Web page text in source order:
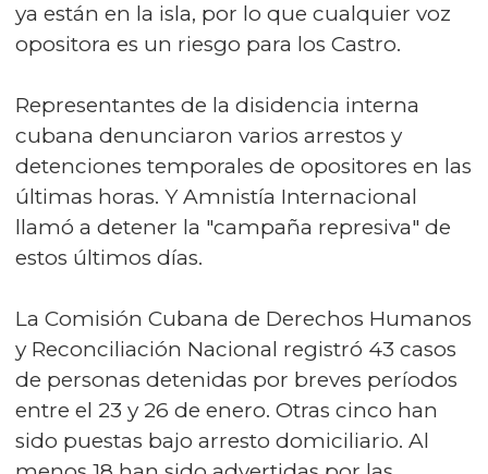
ya están en la isla, por lo que cualquier voz
opositora es un riesgo para los Castro.
Representantes de la disidencia interna
cubana denunciaron varios arrestos y
detenciones temporales de opositores en las
últimas horas. Y Amnistía Internacional
llamó a detener la "campaña represiva" de
estos últimos días.
La Comisión Cubana de Derechos Humanos
y Reconciliación Nacional registró 43 casos
de personas detenidas por breves períodos
entre el 23 y 26 de enero. Otras cinco han
sido puestas bajo arresto domiciliario. Al